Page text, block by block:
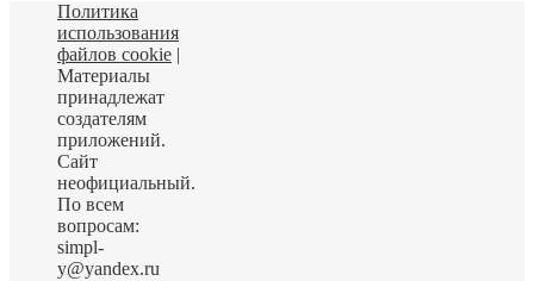
Политика
использования
файлов cookie |
Материалы
принадлежат
создателям
приложений.
Сайт
неофициальный.
По всем
вопросам:
simpl-
y@yandex.ru